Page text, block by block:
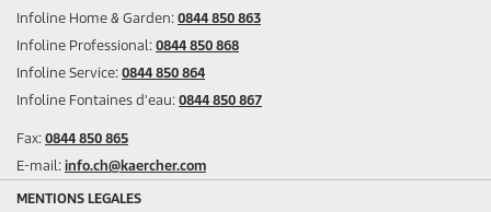
Infoline Home & Garden: 0844 850 863
Infoline Professional: 0844 850 868
Infoline Service: 0844 850 864
Infoline Fontaines d'eau: 0844 850 867
Fax: 0844 850 865
E-mail: info.ch@kaercher.com
MENTIONS LEGALES